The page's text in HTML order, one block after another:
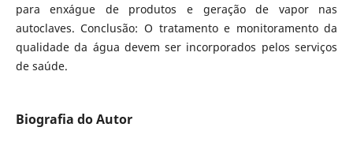
para enxágue de produtos e geração de vapor nas
autoclaves. Conclusão: O tratamento e monitoramento da
qualidade da água devem ser incorporados pelos serviços
de saúde.
Biografia do Autor